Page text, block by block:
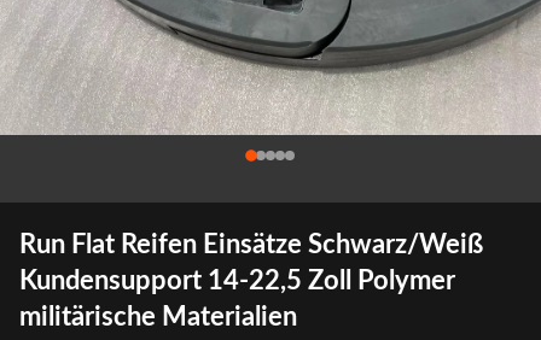
Run Flat Reifen Einsätze Schwarz/Weiß
Kundensupport 14-22,5 Zoll Polymer
militärische Materialien